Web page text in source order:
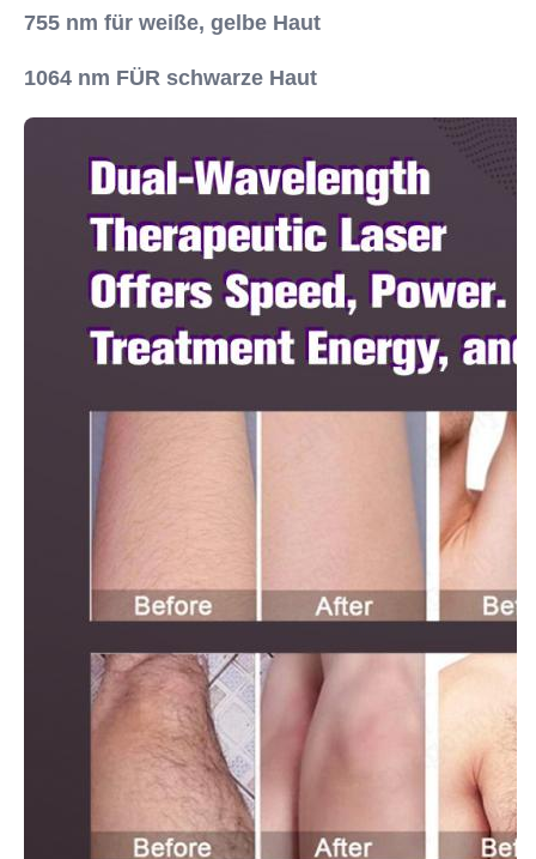
755 nm für weiße, gelbe Haut
1064 nm FÜR schwarze Haut